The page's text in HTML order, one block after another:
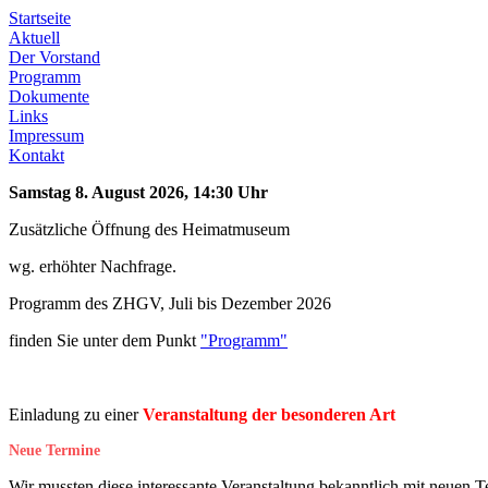
Startseite
Aktuell
Der Vorstand
Programm
Dokumente
Links
Impressum
Kontakt
Samstag 8. August 2026, 14:30 Uhr
Zusätzliche Öffnung des Heimatmuseum
wg. erhöhter Nachfrage.
Programm des ZHGV, Juli bis Dezember 2026
finden Sie unter dem Punkt "Programm"
Einladung zu einerVeranstaltung der besonderen Art
Neue Termine